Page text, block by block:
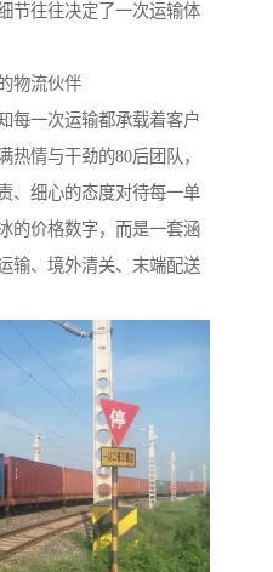
节往往决定了一次运输体
物流伙伴
每一次运输都承载着客户
热情与干劲的80后团队，
、细心的态度对待每一单
的价格数字，而是一套涵
输、境外清关、末端配送